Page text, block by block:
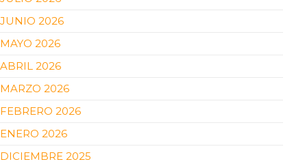
JUNIO 2026
MAYO 2026
ABRIL 2026
MARZO 2026
FEBRERO 2026
ENERO 2026
DICIEMBRE 2025